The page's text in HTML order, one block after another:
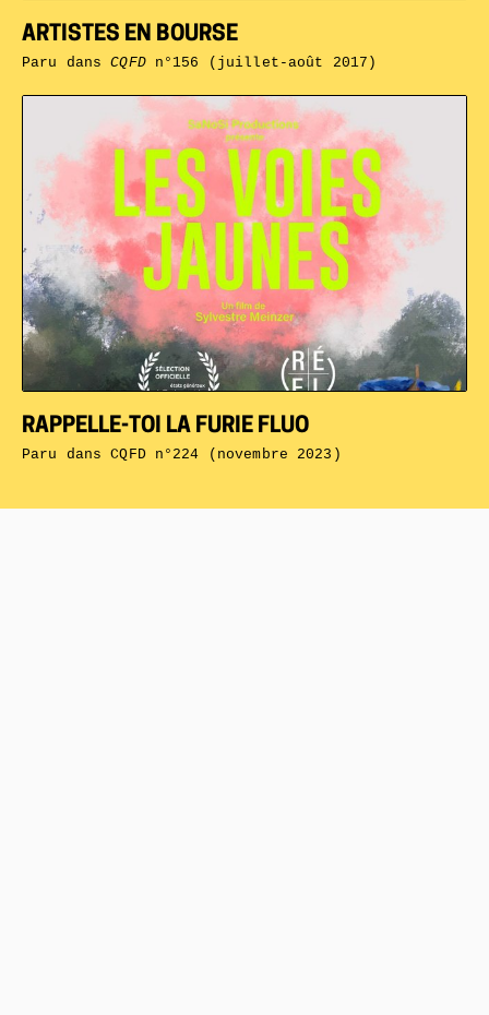
RAPPELLE-TOI LA FURIE FLUO
Paru dansCQFD n°224 (novembre 2023)
ARTISTES EN BOURSE
Paru dansCQFDn°156 (juillet-août 2017)